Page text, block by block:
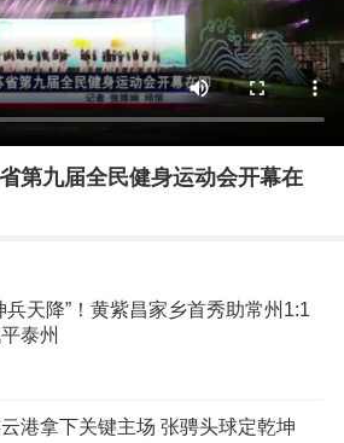
第九届全民健身运动会开幕在
兵天降”！黄紫昌家乡首秀助常州1:1
泰州
港拿下关键主场 张骋头球定乾坤